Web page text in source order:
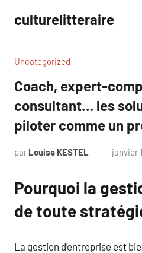
contenu
culturelitteraire
Uncategorized
Coach, expert-
consultant… les
piloter comme un
par Louise KESTEL janvier
Pourquoi la
de toute
La gestion d’entreprise est